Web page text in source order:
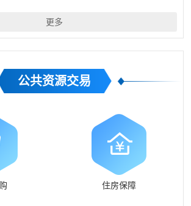
更多
公共资源交易
住房保障